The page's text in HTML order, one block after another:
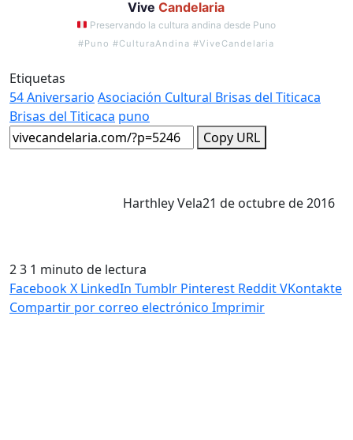
ViveCandelaria
Preservando la cultura andina desde Puno
#Puno #CulturaAndina #ViveCandelaria
Etiquetas
54 Aniversario Asociación Cultural Brisas del Titicaca
Brisas del Titicaca puno
Copy URL
Harthley Vela21 de octubre de 2016
23 1 minuto de lectura
FacebookX LinkedIn Tumblr Pinterest RedditVKontakte
Compartir por correo electrónico Imprimir